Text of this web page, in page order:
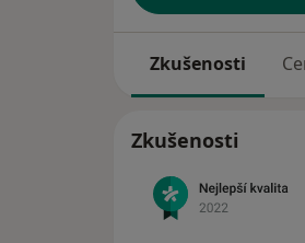
Zkušenosti
Zkušenosti